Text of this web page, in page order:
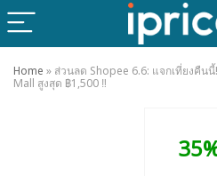
Home » ส่วนลด Shopee 6.6: แจกเที่ยงคืน
Mall สูงสุด ฿1,500 ‼️